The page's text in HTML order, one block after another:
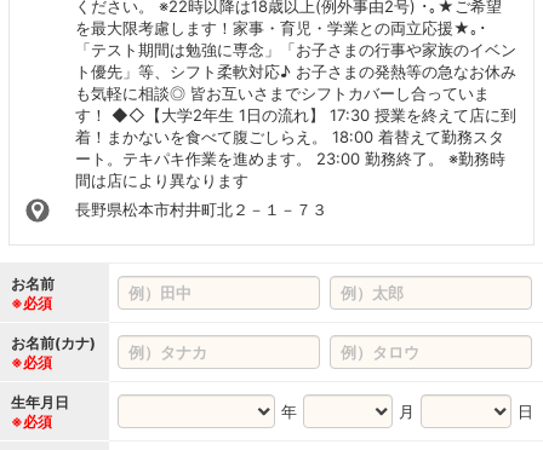
ください。 ※22時以降は18歳以上(例外事由2号) ･｡★ご希望
を最大限考慮します！家事・育児・学業との両立応援★｡･
「テスト期間は勉強に専念」「お子さまの行事や家族のイベン
ト優先」等、シフト柔軟対応♪ お子さまの発熱等の急なお休み
も気軽に相談◎ 皆お互いさまでシフトカバーし合っていま
す！ ◆◇【大学2年生 1日の流れ】 17:30 授業を終えて店に到
着！まかないを食べて腹ごしらえ。 18:00 着替えて勤務スタ
ート。テキパキ作業を進めます。 23:00 勤務終了。 ※勤務時
間は店により異なります
長野県松本市村井町北２－１－７３
お名前
※必須
お名前(カナ)
※必須
生年月日
※必須
年 月 日